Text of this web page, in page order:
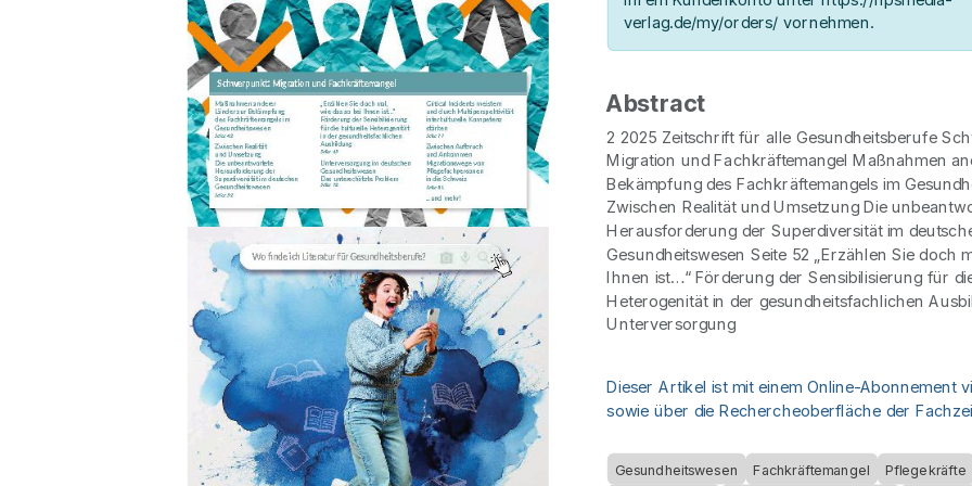
verlag.de/my/orders/ vornehmen.
Abstract
2 2025 Zeitschrift für alle Gesundheitsberufe
Migration und Fachkräftemangel Maßnahmen
Bekämpfung des Fachkräftemangels im
Zwischen Realität und Umsetzung Die
Herausforderung der Superdiversität im
Gesundheitswesen Seite 52 „Erzählen Sie doch
Ihnen ist…“ Förderung der Sensibilisierung für
Heterogenität in der gesundheitsfachlichen
Unterversorgung
Dieser Artikel ist mit einem Online-Abonnement
sowie über die Rechercheoberfläche der
Gesundheitswesen Fachkräftemangel Pflegekräfte